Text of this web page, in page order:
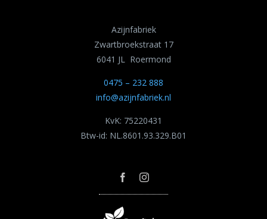
Azijnfabriek
Zwartbroekstraat 17
6041 JL Roermond
0475 – 232 888
info@azijnfabriek.nl
KvK: 75220431
Btw-id: NL.8601.93.329.B01